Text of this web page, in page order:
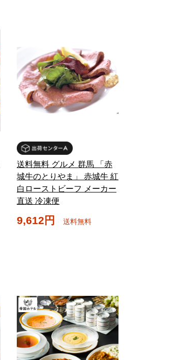
送料無料 グルメ 群馬 「赤
城牛のとりやま」 赤城牛 紅
白ローストビーフ メーカー
直送 冷凍便
9,612円 送料無料